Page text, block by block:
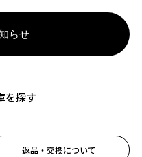
らせ
を探す
返品・交換について